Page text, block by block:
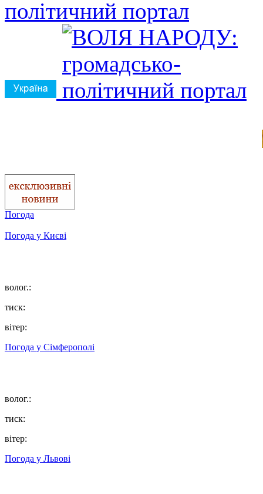
Погода
Погода у Києві
волог.:
тиск:
вітер:
Погода у Сімферополі
волог.:
тиск:
вітер:
Погода у Львові